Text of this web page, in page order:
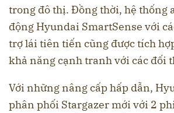
trong đô thị. Đồng thời, hệ thống
động Hyundai SmartSense với
trợ lái tiên tiến cũng được tích
khả năng cạnh tranh với các đối
Với những nâng cấp hấp dẫn,
phân phối Stargazer mới với 2